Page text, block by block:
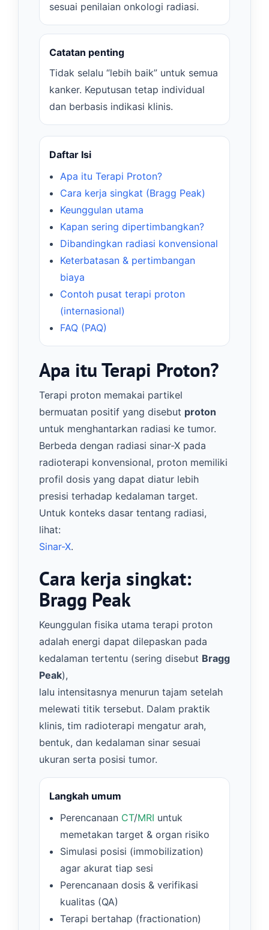
sesuai penilaian onkologi radiasi.
Catatan penting
Tidak selalu “lebih baik” untuk semua
kanker. Keputusan tetap individual
dan berbasis indikasi klinis.
Daftar Isi
Apa itu Terapi Proton?
Cara kerja singkat (Bragg Peak)
Keunggulan utama
Kapan sering dipertimbangkan?
Dibandingkan radiasi konvensional
Keterbatasan & pertimbangan
biaya
Contoh pusat terapi proton
(internasional)
FAQ (PAQ)
Apa itu Terapi Proton?
Terapi proton memakai partikel
bermuatan positif yang disebut proton
untuk menghantarkan radiasi ke tumor.
Berbeda dengan radiasi sinar-X pada
radioterapi konvensional, proton memiliki
profil dosis yang dapat diatur lebih
presisi terhadap kedalaman target.
Untuk konteks dasar tentang radiasi,
lihat:
Sinar-X.
Cara kerja singkat:
Bragg Peak
Keunggulan fisika utama terapi proton
adalah energi dapat dilepaskan pada
kedalaman tertentu (sering disebut Bragg
Peak),
lalu intensitasnya menurun tajam setelah
melewati titik tersebut. Dalam praktik
klinis, tim radioterapi mengatur arah,
bentuk, dan kedalaman sinar sesuai
ukuran serta posisi tumor.
Langkah umum
Perencanaan CT/MRI untuk
memetakan target & organ risiko
Simulasi posisi (immobilization)
agar akurat tiap sesi
Perencanaan dosis & verifikasi
kualitas (QA)
Terapi bertahap (fractionation)